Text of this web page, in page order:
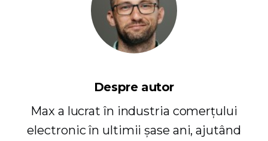
Despre autor
Max a lucrat în industria comerțului
electronic în ultimii șase ani, ajutând